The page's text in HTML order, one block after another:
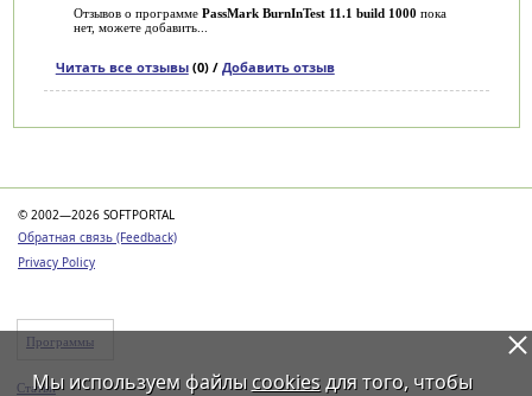
Отзывов о программе PassMark BurnInTest 11.1 build 1000 пока
нет, можете добавить...
Читать все отзывы(0) / Добавить отзыв
© 2002—2026 SOFTPORTAL
Обратная связь (Feedback)
Privacy Policy
Программы
Статьи
Мы используем файлы cookiesдля того, чтобы